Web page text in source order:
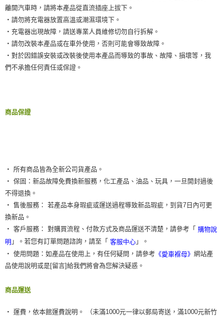
離開汽車時，請將本產品從直流插座上拔下。
‧請勿將充電器放置高溫或潮濕環境下。
‧充電器出現故障，請送專業人員維修切勿自行拆解。
‧請勿改裝本產品或在車外使用，否則可能會導致故障。
‧對於因錯誤安裝或改裝後使用本產品而導致的事故、故障、損壞等，我
們不承擔任何責任或保證。
商品保證
‧ 所有商品皆為全新公司貨產品。
‧ 保固：新品故障免費換新服務，化工產品、油品、玩具，一旦開封過後
不得退換。
‧ 售後服務： 若產品本身瑕疵或運送過程導致新品瑕疵，到貨7日內可更
換新品。
‧ 客戶服務： 對購買流程、付款方式及商品運送不清楚，請參考「 購物說
明 」。若您有訂單問題諮詢，請至「 客服中心 」。
‧ 使用問題：如產品在使用上，有任何疑問，請參考 《愛車褓母》 網站產
品使用說明或是[留言]給我們將會為您解決疑惑。
商品運送
‧ 運費，依本館運費說明。 （未滿1000元一律以郵局寄送，滿1000元新竹